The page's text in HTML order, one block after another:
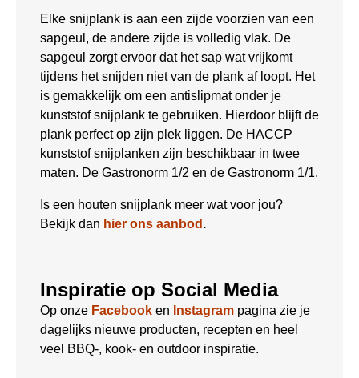
Elke snijplank is aan een zijde voorzien van een
sapgeul, de andere zijde is volledig vlak. De
sapgeul zorgt ervoor dat het sap wat vrijkomt
tijdens het snijden niet van de plank af loopt. Het
is gemakkelijk om een antislipmat onder je
kunststof snijplank te gebruiken. Hierdoor blijft de
plank perfect op zijn plek liggen. De HACCP
kunststof snijplanken zijn beschikbaar in twee
maten. De Gastronorm 1/2 en de Gastronorm 1/1.
Is een houten snijplank meer wat voor jou?
Bekijk dan hier ons aanbod .
Inspiratie op Social Media
Op onze Facebook en Instagram pagina zie je
dagelijks nieuwe producten, recepten en heel
veel BBQ-, kook- en outdoor inspiratie.